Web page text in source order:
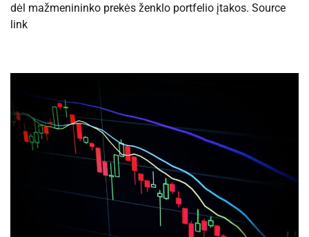
dėl mažmenininko prekės ženklo portfelio įtakos. Source
link